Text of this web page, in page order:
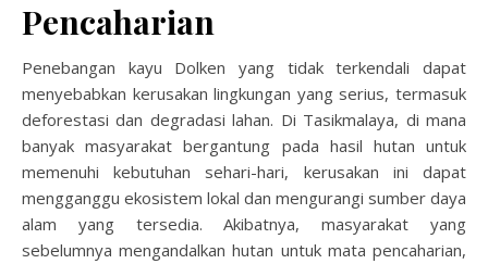
Pencaharian
Penebangan kayu Dolken yang tidak terkendali dapat
menyebabkan kerusakan lingkungan yang serius, termasuk
deforestasi dan degradasi lahan. Di Tasikmalaya, di mana
banyak masyarakat bergantung pada hasil hutan untuk
memenuhi kebutuhan sehari-hari, kerusakan ini dapat
mengganggu ekosistem lokal dan mengurangi sumber daya
alam yang tersedia. Akibatnya, masyarakat yang
sebelumnya mengandalkan hutan untuk mata pencaharian,